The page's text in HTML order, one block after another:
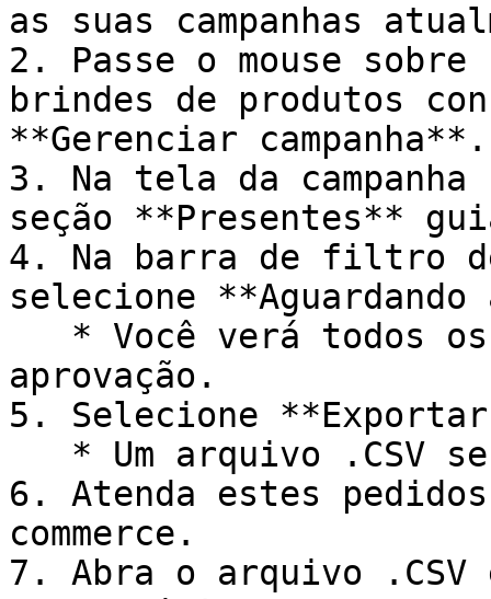
as suas campanhas
2. Passe o mouse sobre
brindes de produtos
**Gerenciar campanha**.
3. Na tela da
seção **Presentes**
4. Na barra de filtro
selecione
aprovação.
5. Selecione
6. Atenda estes
commerce.
7. Abra o arquivo .CSV